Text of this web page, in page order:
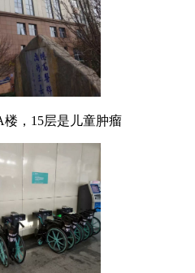
，15层是儿童肿瘤